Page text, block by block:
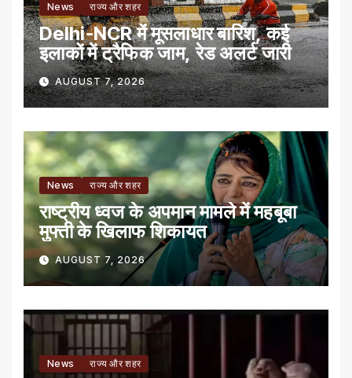
News राज्य और शहर
Delhi-NCR में मूसलाधार बारिश, कई
इलाकों में ट्रैफिक जाम, रेड अलर्ट जारी
AUGUST 7, 2026
News राज्य और शहर
राष्ट्रीय ध्वज के अपमान मामले में महबूबा
मुफ्ती के खिलाफ शिकायत
AUGUST 7, 2026
News राज्य और शहर